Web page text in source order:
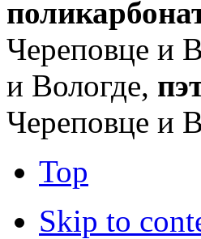
Череповце и
и Вологде,
Череповце и
Top
Skip to